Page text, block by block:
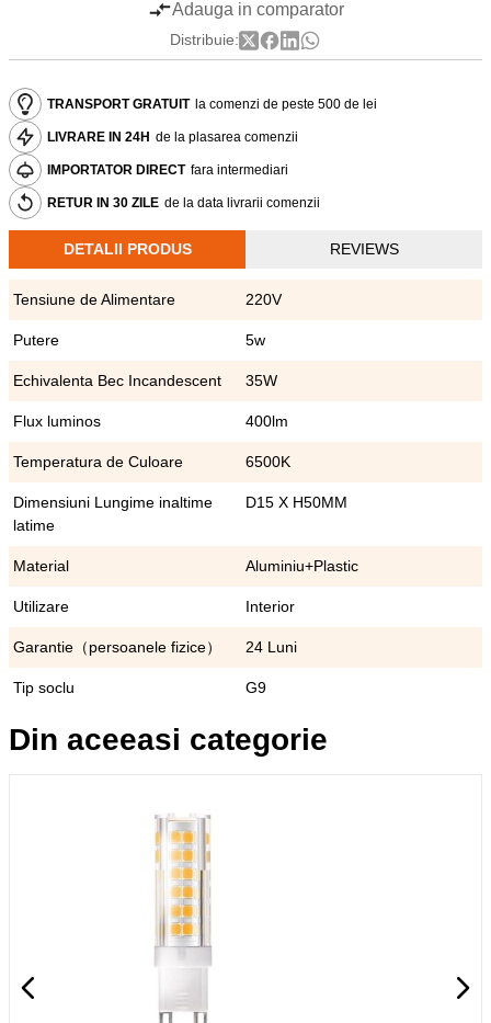
Adauga in comparator
Distribuie:
TRANSPORT GRATUIT la comenzi de peste 500 de lei
LIVRARE IN 24H de la plasarea comenzii
IMPORTATOR DIRECT fara intermediari
RETUR IN 30 ZILE de la data livrarii comenzii
DETALII PRODUS REVIEWS
Tensiune de Alimentare 220V
Putere 5w
Echivalenta Bec Incandescent 35W
Flux luminos 400lm
Temperatura de Culoare 6500K
Dimensiuni Lungime inaltime
latime
D15 X H50MM
Material Aluminiu+Plastic
Utilizare Interior
Garantie（persoanele fizice） 24 Luni
Tip soclu G9
Din aceeasi categorie